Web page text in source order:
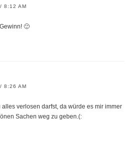
8:12 AM
🙂
8:26 AM
verlosen darfst, da würde es mir immer
Sachen weg zu geben.(: